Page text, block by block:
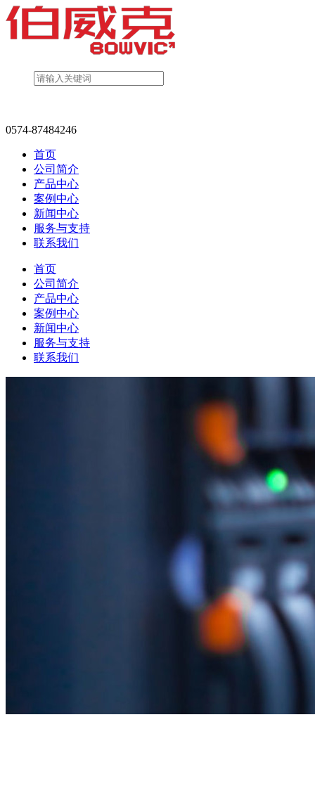
0574-87484246
首页
公司简介
产品中心
案例中心
新闻中心
服务与支持
联系我们
首页
公司简介
产品中心
案例中心
新闻中心
服务与支持
联系我们